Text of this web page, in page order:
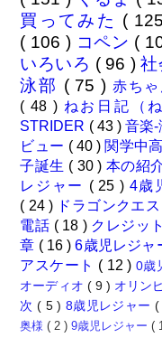
買ってみた (
( 106 ) コペン (
いろいろ ( 96 )社
泳部 ( 75 ) 赤ち
( 48 ) ねお日記（
STRIDER ( 43 ) 音楽-
ビュー ( 40 ) 関学中
子誕生 ( 30 ) 本の紹
レジャー ( 25 ) 4歳
( 24 ) ドラゴンクエス
電話 ( 18 ) クレジッ
章 ( 16 )6歳児レジャ
アスケート ( 12 ) 0歳
オーディオ ( 9 ) オリン
次( 5 ) 8歳児レジャー(
奥様( 2 )9歳児レジャー(